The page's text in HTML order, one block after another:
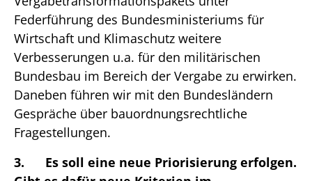
Federführung des Bundesministeriums für
Wirtschaft und Klimaschutz weitere
Verbesserungen u.a. für den militärischen
Bundesbau im Bereich der Vergabe zu erwirken.
Daneben führen wir mit den Bundesländern
Gespräche über bauordnungsrechtliche
Fragestellungen.
3. Es soll eine neue Priorisierung erfolgen.